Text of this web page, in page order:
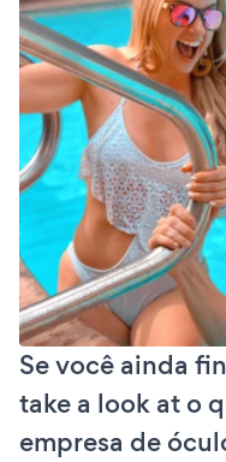
Se você ainda
take a look at o
empresa de